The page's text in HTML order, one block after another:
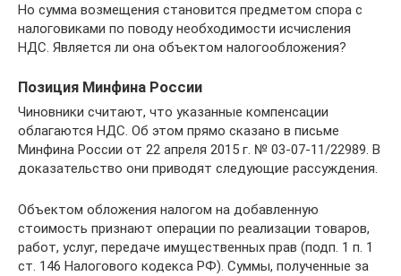
Но сумма возмещения становится предметом спора с
налоговиками по поводу необходимости исчисления
НДС. Является ли она объектом налогообложения?
Позиция Минфина России
Чиновники считают, что указанные компенсации
облагаются НДС. Об этом прямо сказано в письме
Минфина России от 22 апреля 2015 г. № 03-07-11/22989. В
доказательство они приводят следующие рассуждения.
Объектом обложения налогом на добавленную
стоимость признают операции по реализации товаров,
работ, услуг, передаче имущественных прав (подп. 1 п. 1
ст. 146 Налогового кодекса РФ). Суммы, полученные за